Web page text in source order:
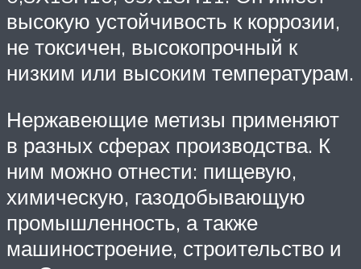
высокую устойчивость к коррозии,
не токсичен, высокопрочный к
низким или высоким температурам.
Нержавеющие метизы применяют
в разных сферах производства. К
ним можно отнести: пищевую,
химическую, газодобывающую
промышленность, а также
машиностроение, строительство и